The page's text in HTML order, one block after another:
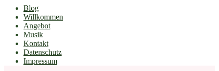
Blog
Willkommen
Angebot
Musik
Kontakt
Datenschutz
Impressum